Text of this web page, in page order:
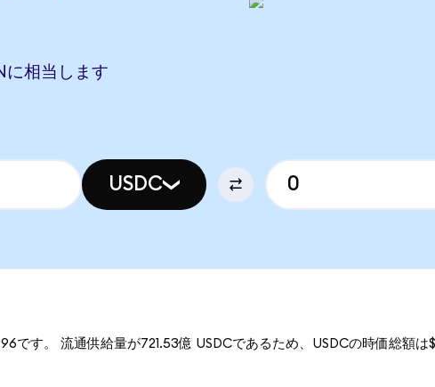
に相当します
USDC
です。 流通供給量が721.53億 USDCであるため、USDCの時価総額は